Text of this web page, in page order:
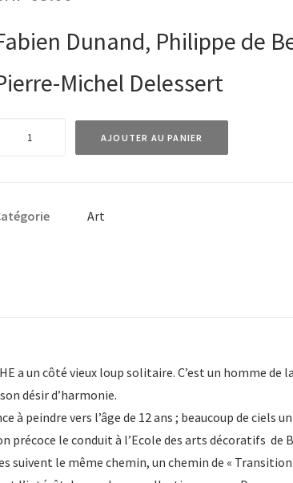
Dunand, Philippe de
Michel Delessert
AJOUTER AU PANIER
Art
a un côté vieux loup solitaire. C’est un homme
désir d’harmonie.
à peindre vers l’âge de 12 ans ; beaucoup de ciels
précoce le conduit à l’Ecole des arts décoratifs
suivent le même chemin, un chemin de «